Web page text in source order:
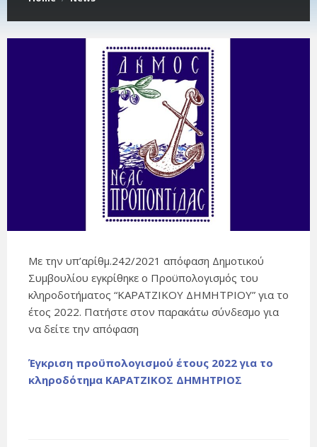
Με την υπ’αρίθμ.242/2021 απόφαση Δημοτικού
Συμβουλίου εγκρίθηκε ο Προϋπολογισμός του
κληροδοτήματος “ΚΑΡΑΤΖΙΚΟΥ ΔΗΜΗΤΡΙΟΥ” για το
έτος 2022. Πατήστε στον παρακάτω σύνδεσμο για
να δείτε την απόφαση
Έγκριση προϋπολογισμού έτους 2022 για το
κληροδότημα ΚΑΡΑΤΖΙΚΟΣ ΔΗΜΗΤΡΙΟΣ